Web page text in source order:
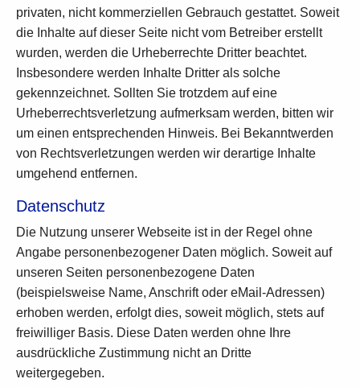
privaten, nicht kommerziellen Gebrauch gestattet. Soweit
die Inhalte auf dieser Seite nicht vom Betreiber erstellt
wurden, werden die Urheberrechte Dritter beachtet.
Insbesondere werden Inhalte Dritter als solche
gekennzeichnet. Sollten Sie trotzdem auf eine
Urheberrechtsverletzung aufmerksam werden, bitten wir
um einen entsprechenden Hinweis. Bei Bekanntwerden
von Rechtsverletzungen werden wir derartige Inhalte
umgehend entfernen.
Datenschutz
Die Nutzung unserer Webseite ist in der Regel ohne
Angabe personenbezogener Daten möglich. Soweit auf
unseren Seiten personenbezogene Daten
(beispielsweise Name, Anschrift oder eMail-Adressen)
erhoben werden, erfolgt dies, soweit möglich, stets auf
freiwilliger Basis. Diese Daten werden ohne Ihre
ausdrückliche Zustimmung nicht an Dritte
weitergegeben.